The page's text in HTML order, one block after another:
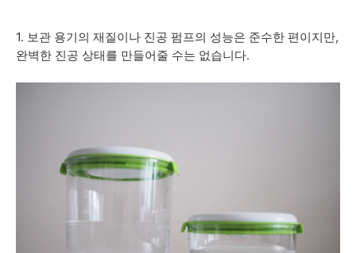
1. 보관 용기의 재질이나 진공 펌프의 성능은 준수한 편이지만,
완벽한 진공 상태를 만들어줄 수는 없습니다.